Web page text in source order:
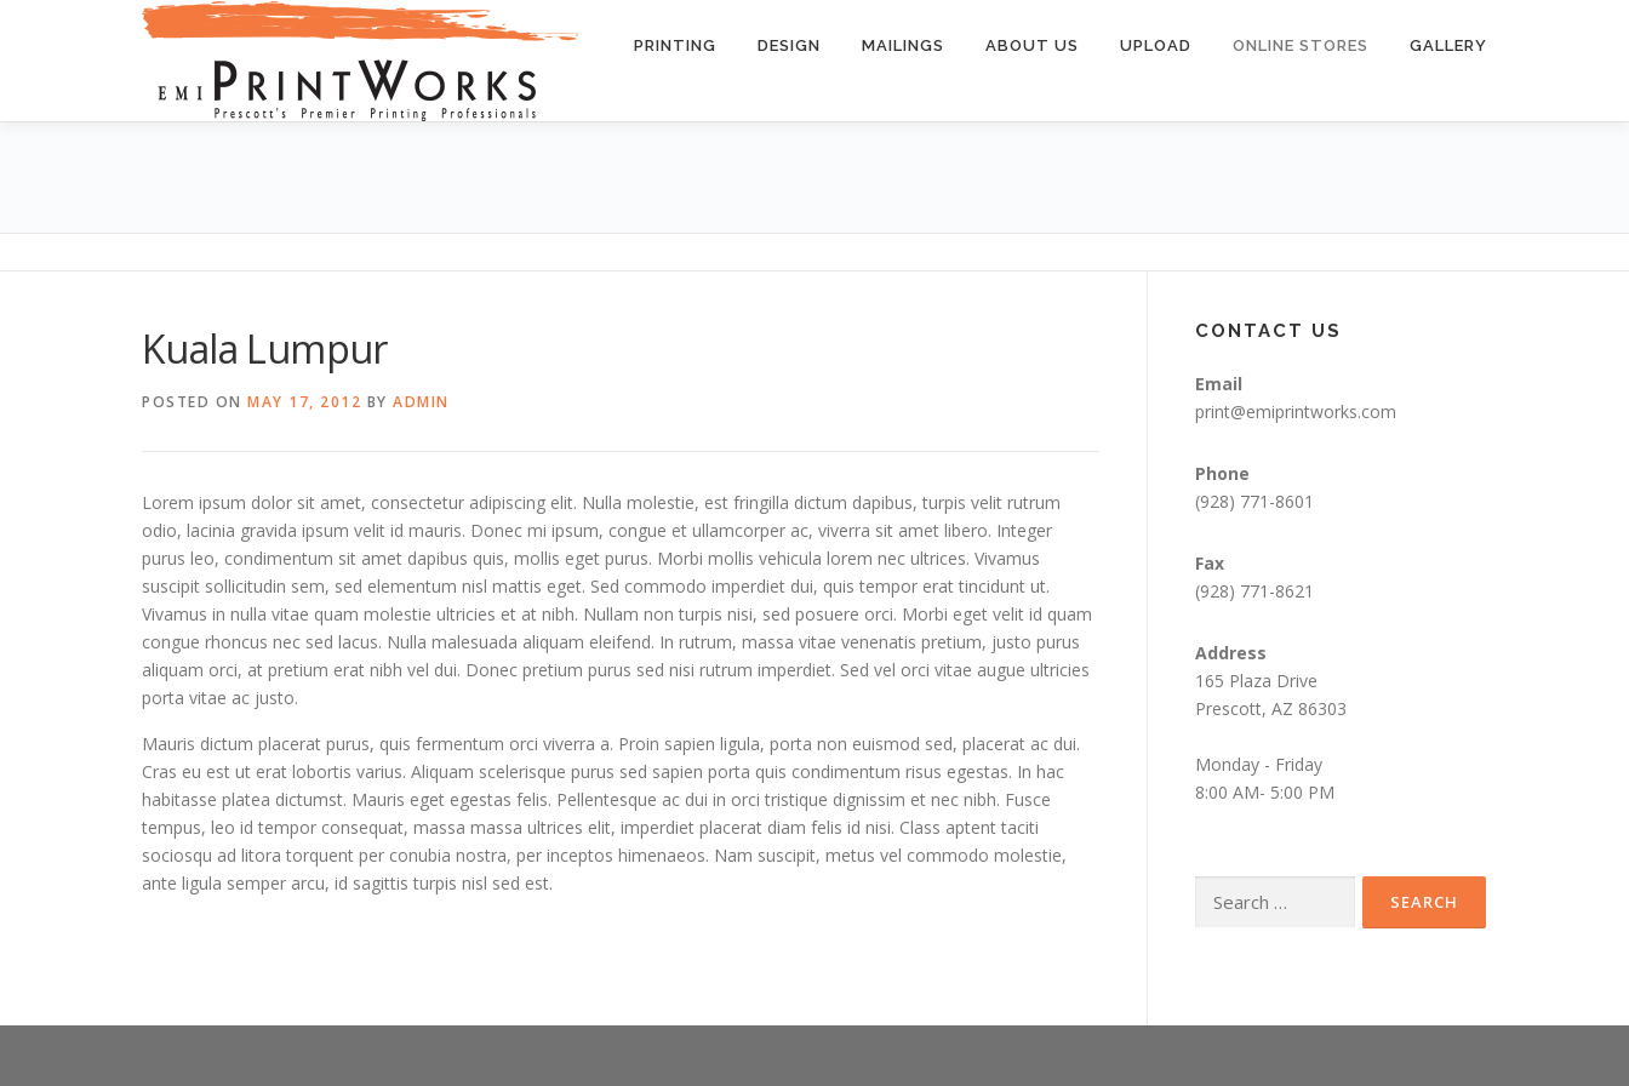
PRINTING DESIGN MAILINGS ABOUT US UPLOAD ONLINE STORES GALLERY
Kuala Lumpur
POSTED ON MAY 17, 2012 BY ADMIN
Lorem ipsum dolor sit amet, consectetur adipiscing elit. Nulla molestie, est fringilla dictum dapibus, turpis velit rutrum
odio, lacinia gravida ipsum velit id mauris. Donec mi ipsum, congue et ullamcorper ac, viverra sit amet libero. Integer
purus leo, condimentum sit amet dapibus quis, mollis eget purus. Morbi mollis vehicula lorem nec ultrices. Vivamus
suscipit sollicitudin sem, sed elementum nisl mattis eget. Sed commodo imperdiet dui, quis tempor erat tincidunt ut.
Vivamus in nulla vitae quam molestie ultricies et at nibh. Nullam non turpis nisi, sed posuere orci. Morbi eget velit id quam
congue rhoncus nec sed lacus. Nulla malesuada aliquam eleifend. In rutrum, massa vitae venenatis pretium, justo purus
aliquam orci, at pretium erat nibh vel dui. Donec pretium purus sed nisi rutrum imperdiet. Sed vel orci vitae augue ultricies
porta vitae ac justo.
Mauris dictum placerat purus, quis fermentum orci viverra a. Proin sapien ligula, porta non euismod sed, placerat ac dui.
Cras eu est ut erat lobortis varius. Aliquam scelerisque purus sed sapien porta quis condimentum risus egestas. In hac
habitasse platea dictumst. Mauris eget egestas felis. Pellentesque ac dui in orci tristique dignissim et nec nibh. Fusce
tempus, leo id tempor consequat, massa massa ultrices elit, imperdiet placerat diam felis id nisi. Class aptent taciti
sociosqu ad litora torquent per conubia nostra, per inceptos himenaeos. Nam suscipit, metus vel commodo molestie,
ante ligula semper arcu, id sagittis turpis nisl sed est.
CONTACT US
Email
print@emiprintworks.com
Phone
(928) 771-8601
Fax
(928) 771-8621
Address
165 Plaza Drive
Prescott, AZ 86303
Monday - Friday
8:00 AM- 5:00 PM
for: